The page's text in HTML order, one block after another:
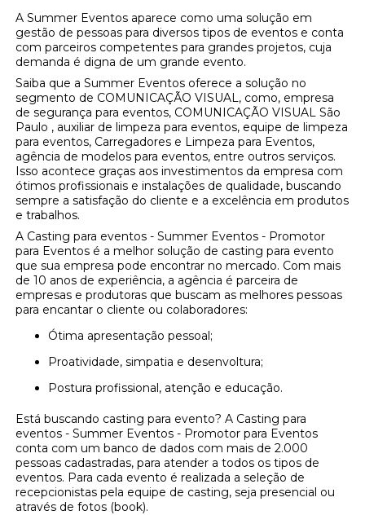
A Summer Eventos aparece como uma solução em
gestão de pessoas para diversos tipos de eventos e conta
com parceiros competentes para grandes projetos, cuja
demanda é digna de um grande evento.
Saiba que a Summer Eventos oferece a solução no
segmento de COMUNICAÇÃO VISUAL, como, empresa
de segurança para eventos, COMUNICAÇÃO VISUAL São
Paulo , auxiliar de limpeza para eventos, equipe de limpeza
para eventos, Carregadores e Limpeza para Eventos,
agência de modelos para eventos, entre outros serviços.
Isso acontece graças aos investimentos da empresa com
ótimos profissionais e instalações de qualidade, buscando
sempre a satisfação do cliente e a excelência em produtos
e trabalhos.
A Casting para eventos - Summer Eventos - Promotor
para Eventos é a melhor solução de casting para evento
que sua empresa pode encontrar no mercado. Com mais
de 10 anos de experiência, a agência é parceira de
empresas e produtoras que buscam as melhores pessoas
para encantar o cliente ou colaboradores:
Ótima apresentação pessoal;
Proatividade, simpatia e desenvoltura;
Postura profissional, atenção e educação.
Está buscando casting para evento? A Casting para
eventos - Summer Eventos - Promotor para Eventos
conta com um banco de dados com mais de 2.000
pessoas cadastradas, para atender a todos os tipos de
eventos. Para cada evento é realizada a seleção de
recepcionistas pela equipe de casting, seja presencial ou
através de fotos (book).